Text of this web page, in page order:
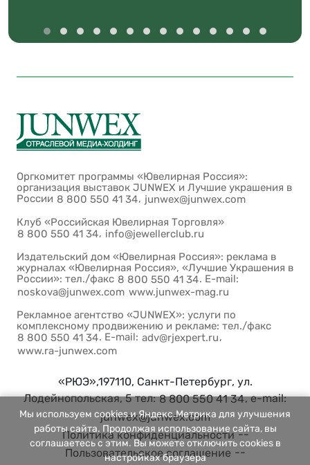
Оргкомитет программы «Ювелирная Россия»:
организация выставок JUNWEX и Лучшие украшения в
России 8 800 550 41 34, junwex@junwex.com
Клуб «Российская Ювелирная Торговля»
8 800 550 41 34, info@jewellerclub.ru
Издательский дом «Ювелирная Россия»: реклама в
журналах «Ювелирная Россия», «Лучшие Украшения в
России»: тел./факс 8 800 550 41 34. E-mail:
noskova@junwex.com www.junwex-mag.ru
Рекламное агентство «JUNWEX»: услуги по
комплексному продвижению и рекламе: тел./факс
8 800 550 41 34. E-mail: adv@rjexpert.ru,
www.ra-junwex.com
«РЮЭ»,197110, Санкт-Петербург, ул.
Лодейнопольская, 5 тел:8 800 550 41 34, e-mail:
junwex@junwex.com
Политика конфиденциальности--
Пользовательское соглашение --
Мы используем cookies и Яндекс.Метрика для улучшения
работы сайта. Продолжая использование сайта, вы
соглашаетесь с этим. Вы можете отключить cookies в
настройках браузера